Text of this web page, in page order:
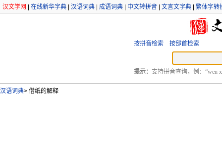
汉文学网 在线新华字典 汉语词典 成语词典 中文转拼音 文言文字典 繁体字转
按拼音检索 按部首检索
提示： 支持拼音查询，例：“wen
汉语词典> 借纸的解释